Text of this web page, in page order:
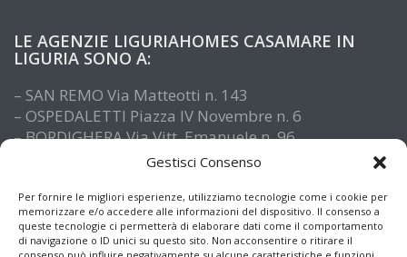
Gestisci Consenso
Per fornire le migliori esperienze, utilizziamo tecnologie come i cookie per
memorizzare e/o accedere alle informazioni del dispositivo. Il consenso a
queste tecnologie ci permetterà di elaborare dati come il comportamento
di navigazione o ID unici su questo sito. Non acconsentire o ritirare il
LE AGENZIE LIGURIAHOMES CASAMARE IN
LIGURIA SONO A:
– SAN REMO Via Matteotti n. 143
– OSPEDALETTI Piazza IV Novembre n. 6
– BORDIGHERA Via Vitt. Emanuele n. 96
– IMPERIA Piazza De Amicis n. 15
– ALASSIO Via XX Settembre n. 61